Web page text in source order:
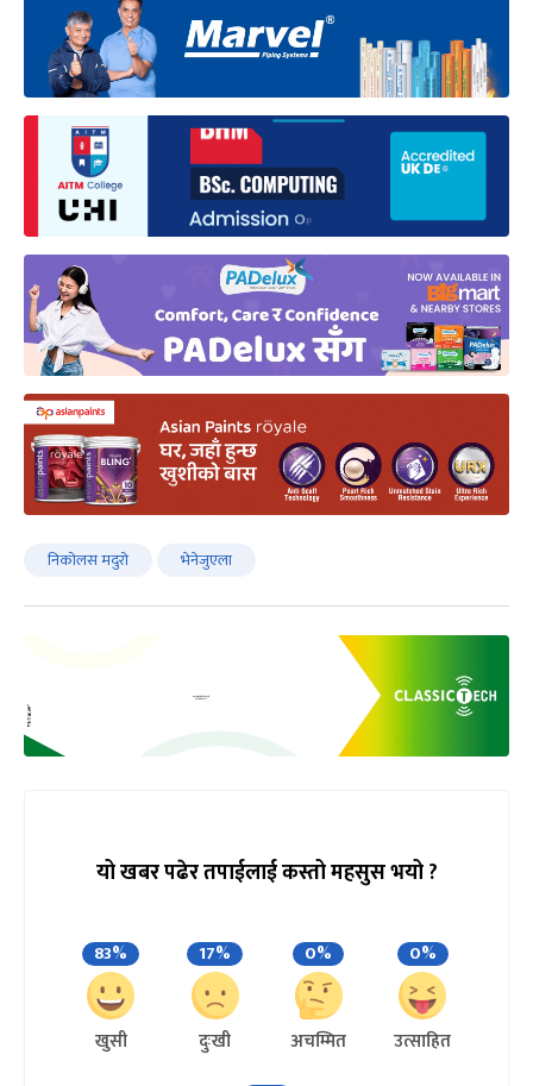
निकोलस मदुरो भेनेजुएला
यो खबर पढेर तपाईलाई कस्तो महसुस भयो ?
83%
खुसी
17%
दुःखी
0%
अचम्मित
0%
उत्साहित